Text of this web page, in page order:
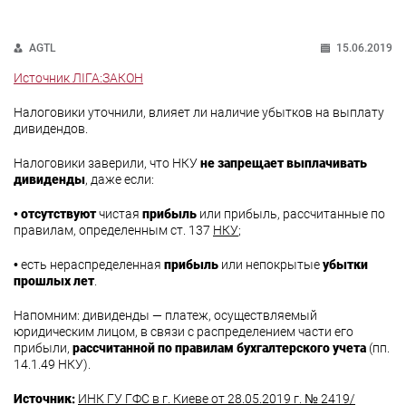
AGTL 15.06.2019
Источник ЛІГА:ЗАКОН
Налоговики уточнили, влияет ли наличие убытков на выплату
дивидендов.
Налоговики заверили, что НКУне запрещает выплачивать
дивиденды, даже если:
•отсутствуютчистая прибыль или прибыль, рассчитанные по
правилам, определенным ст. 137 НКУ;
• есть нераспределенная прибыль или непокрытыеубытки
прошлых лет.
Напомним: дивиденды — платеж, осуществляемый
юридическим лицом, в связи с распределением части его
прибыли, рассчитанной по правилам бухгалтерского учета (пп.
14.1.49 НКУ).
Источник: ИНК ГУ ГФС в г. Киеве от 28.05.2019 г. № 2419/